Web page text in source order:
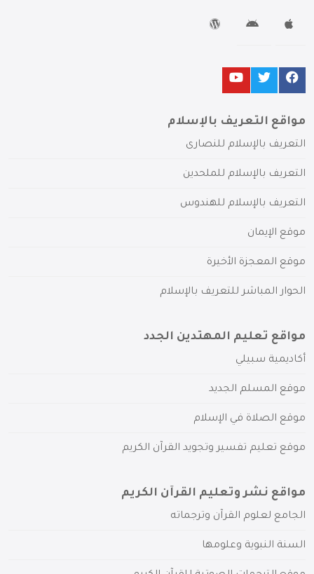
مواقع التعريف بالإسلام
التعريف بالإسلام للنصارى
التعريف بالإسلام للملحدين
التعريف بالإسلام للهندوس
موقع الإيمان
موقع المعجزة الأخيرة
الحوار المباشر للتعريف بالإسلام
مواقع تعليم المهتدين الجدد
أكاديمية سبيلي
موقع المسلم الجديد
موقع الصلاة في الإسلام
موقع تعليم تفسير وتجويد القرآن الكريم
مواقع نشر وتعليم القرآن الكريم
الجامع لعلوم القرآن وترجماته
السنة النبوية وعلومها